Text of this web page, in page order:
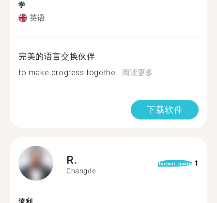
学
英语
完美的语言交换伙伴
to make progress togethe...阅读更多
下载软件
R.
Changde
format_quote 1